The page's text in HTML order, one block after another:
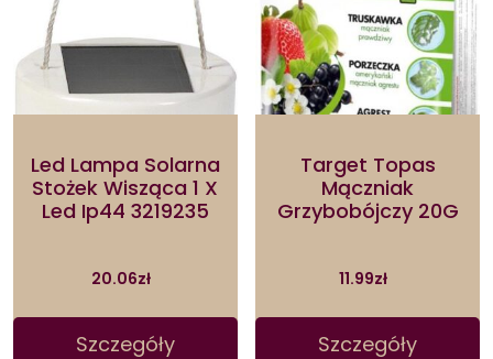
Led Lampa Solarna
Stożek Wisząca 1 X
Led Ip44 3219235
20.06zł
Szczegóły
Target Topas
Mączniak
Grzybobójczy 20G
11.99zł
Szczegóły